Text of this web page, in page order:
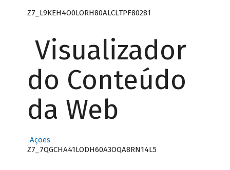
Z7_L9KEH4O0LORH80ALCLTPF80281
Visualizador
do Conteúdo
da Web
Ações
Z7_7QGCHA41LODH60A3OQA8RN14L5